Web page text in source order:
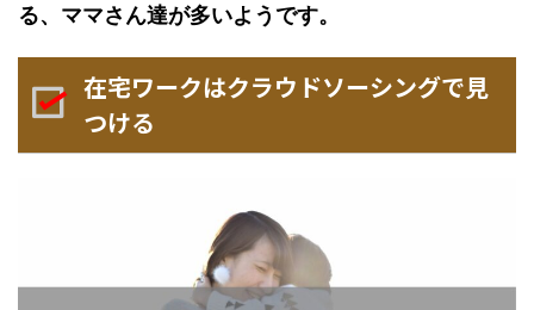
る、ママさん達が多いようです。
在宅ワークはクラウドソーシングで見
つける